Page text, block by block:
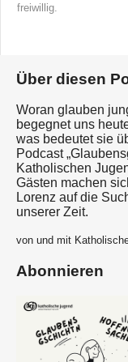
freiwillig.
Über diesen
Woran glauben
begegnet uns
was bedeutet sie
Podcast
Katholischen
Gästen machen
Lorenz auf die
unserer Zeit.
von und mit
Abonnieren